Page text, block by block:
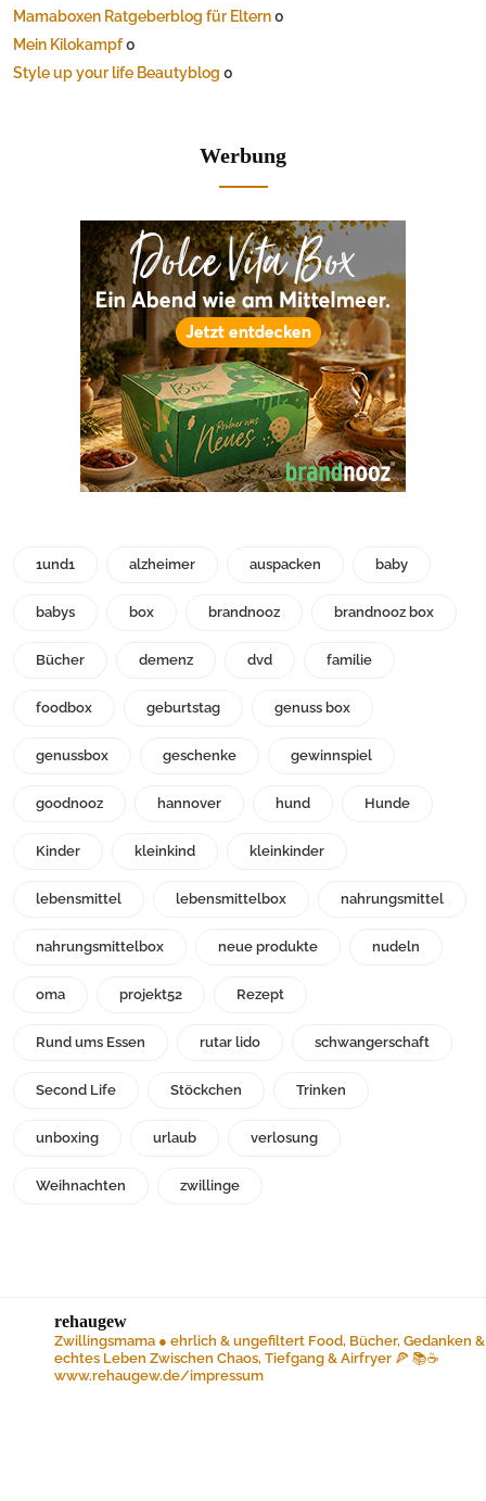
Mamaboxen Ratgeberblog für Eltern0
Mein Kilokampf0
Style up your life Beautyblog 0
Werbung
1und1 alzheimer auspacken baby
babys box brandnooz brandnooz box
Bücher demenz dvd familie
foodbox geburtstag genuss box
genussbox geschenke gewinnspiel
goodnooz hannover hund Hunde
Kinder kleinkind kleinkinder
lebensmittel lebensmittelbox nahrungsmittel
nahrungsmittelbox neue produkte nudeln
oma projekt52 Rezept
Rund ums Essen rutar lido schwangerschaft
Second Life Stöckchen Trinken
unboxing urlaub verlosung
Weihnachten zwillinge
rehaugew
Zwillingsmama ● ehrlich & ungefiltert Food, Bücher, Gedanken &
echtes Leben Zwischen Chaos, Tiefgang & Airfryer 🍕 📚☕️
www.rehaugew.de/impressum